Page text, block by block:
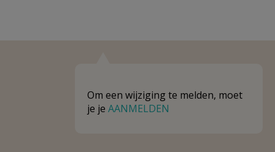
Om een wijziging te melden, moet
je je AANMELDEN